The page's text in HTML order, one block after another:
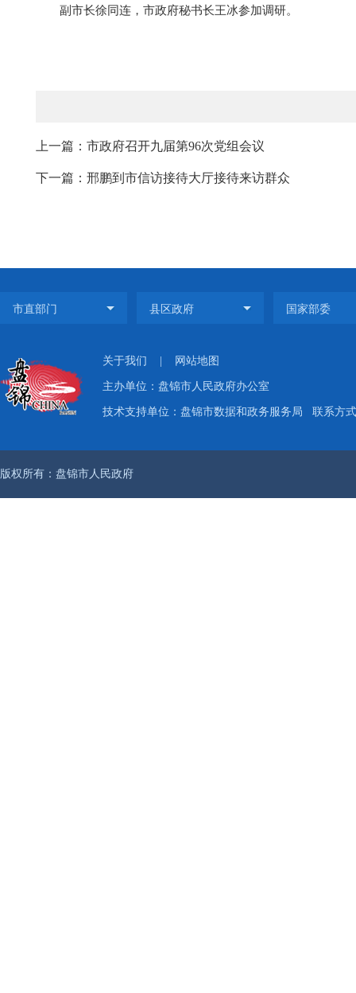
副市长徐同连，市政府秘书长王冰参加调研。
上一篇：市政府召开九届第96次党组会议
下一篇：邢鹏到市信访接待大厅接待来访群众
关于我们 网站地图
主办单位：盘锦市人民政府办公室
技术支持单位：盘锦市数据和政务服务局 联系方
版权所有：盘锦市人民政府